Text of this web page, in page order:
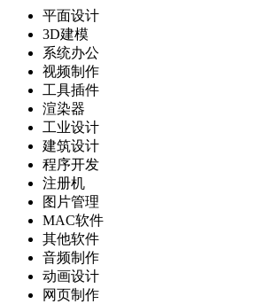
平面设计
3D建模
系统办公
视频制作
工具插件
渲染器
工业设计
建筑设计
程序开发
注册机
图片管理
MAC软件
其他软件
音频制作
动画设计
网页制作